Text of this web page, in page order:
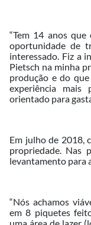
“Tem 14 anos
oportunidade de
interessado. Fiz a
Pietsch na minha
produção e do
experiência
orientado para
Em julho de 2018,
propriedade. Nas
levantamento para
“Nós achamos
em 8 piquetes